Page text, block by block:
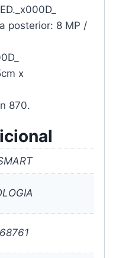
posterior: 8 MP /
x
870.